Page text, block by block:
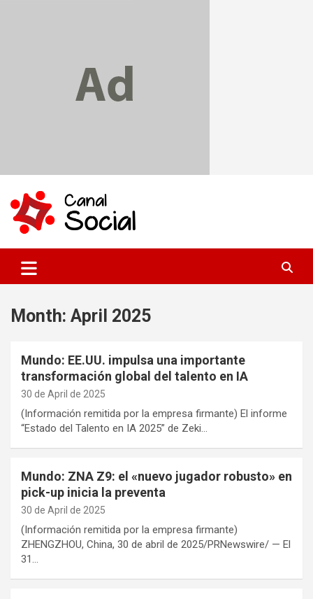
content
Canal Social
Month: April 2025
Mundo: EE.UU. impulsa una importante
transformación global del talento en IA
30 de April de 2025
(Información remitida por la empresa firmante) El informe
“Estado del Talento en IA 2025” de Zeki…
Mundo: ZNA Z9: el «nuevo jugador robusto» en
pick-up inicia la preventa
30 de April de 2025
(Información remitida por la empresa firmante)
ZHENGZHOU, China, 30 de abril de 2025/PRNewswire/ — El
31…